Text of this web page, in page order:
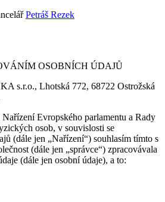
Petráš Rezek
OSOBNÍCH ÚDAJŮ
s.r.o., Lhotská 772, 68722 Ostrožská
Evropského parlamentu a Rady
osob, v souvislosti se
(dále jen „Nařízení“) souhlasím tímto s
(dále jen „správce“) zpracovávala
(dále jen osobní údaje), a to: